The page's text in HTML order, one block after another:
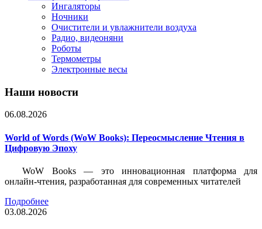
Ингаляторы
Ночники
Очистители и увлажнители воздуха
Радио, видеоняни
Роботы
Термометры
Электронные весы
Наши новости
06.08.2026
World of Words (WoW Books): Переосмысление Чтения в
Цифровую Эпоху
WoW Books — это инновационная платформа для
онлайн-чтения, разработанная для современных читателей
Подробнее
03.08.2026